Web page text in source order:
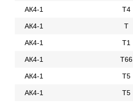
АК4-1 Т4
АК4-1 Т
АК4-1 Т1
АК4-1 Т66
АК4-1 Т5
АК4-1 Т5